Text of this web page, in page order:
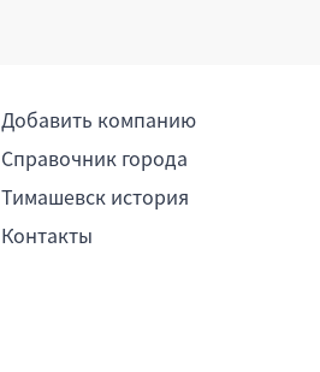
Добавить компанию
Справочник города
Тимашевск история
Контакты